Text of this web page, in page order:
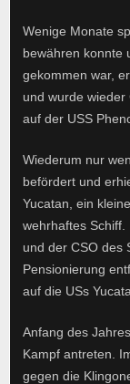
Wenige Monate
bewähren konnte
gekommen war,
und wurde
auf der USS
Wiederum nur
befördert und
Yucatan, ein
wehrhaftes
und der CSO des
Pensionierung
auf die USs
Anfang des
Kampf antreten.
gegen die